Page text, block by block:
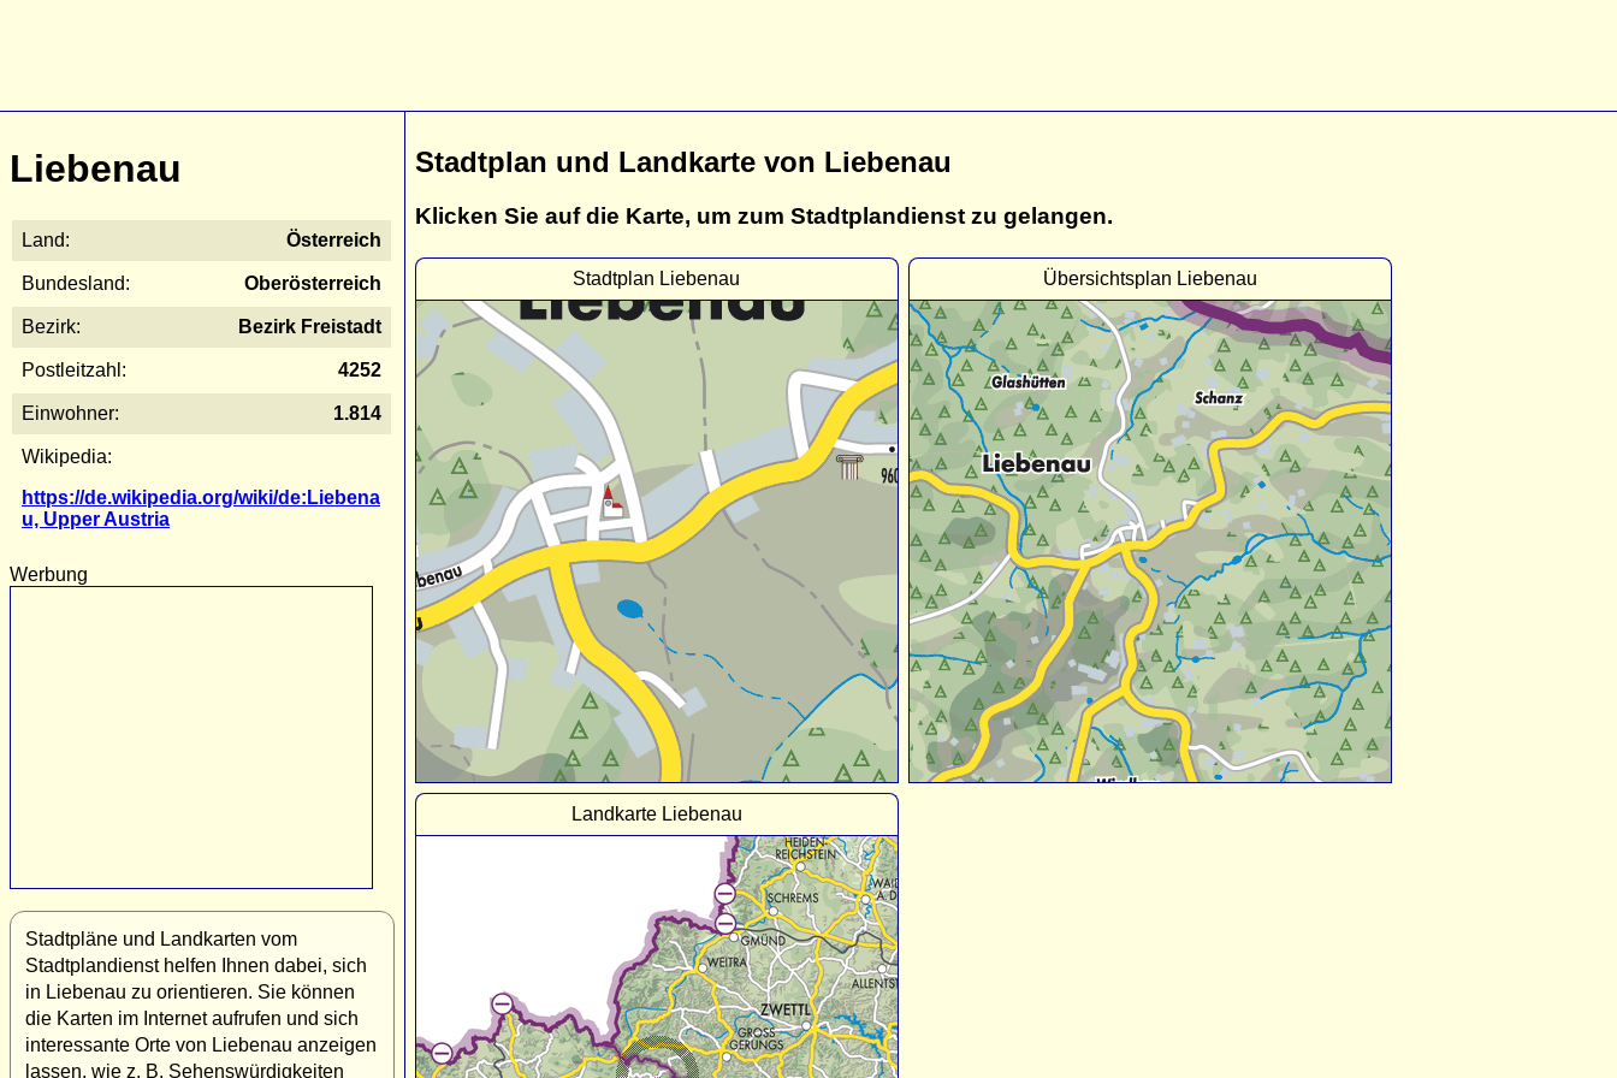
Liebenau
Land: Österreich
Bundesland: Oberösterreich
Bezirk: Bezirk Freistadt
Postleitzahl: 4252
Einwohner: 1.814
Wikipedia:
https://de.wikipedia.org/wiki/de:Liebena
u, Upper Austria
Werbung
Stadtpläne und Landkarten vom
Stadtplandienst helfen Ihnen dabei, sich
in Liebenau zu orientieren. Sie können
die Karten im Internet aufrufen und sich
interessante Orte von Liebenau anzeigen
lassen, wie z. B. Sehenswürdigkeiten
Stadtplan und Landkarte von Liebenau
Klicken Sie auf die Karte, um zum Stadtplandienst zu gelangen.
Stadtplan Liebenau Übersichtsplan Liebenau
Landkarte Liebenau